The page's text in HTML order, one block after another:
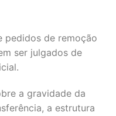
pedidos de remoção
ser julgados de
a gravidade da
a estrutura